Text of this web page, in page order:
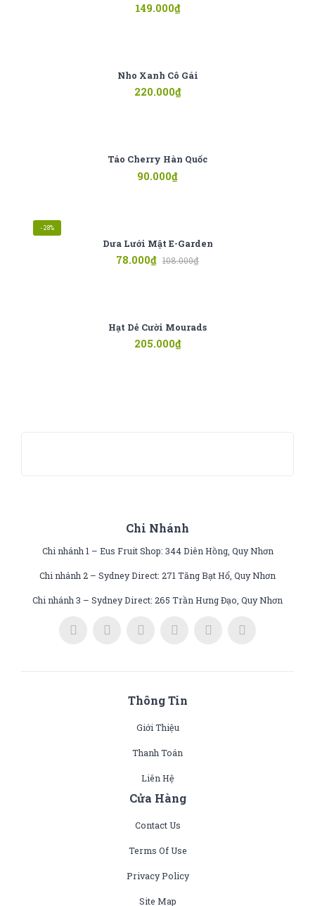
149.000₫
Nho Xanh Cô Gái
220.000₫
Táo Cherry Hàn Quốc
90.000₫
-28%
Dưa Lưới Mật E-Garden
108.000₫
78.000₫
Hạt Dẻ Cười Mourads
205.000₫
Chi Nhánh
Chi nhánh 1 – Eus Fruit Shop: 344 Diên Hồng, Quy Nhơn
Chi nhánh 2 – Sydney Direct: 271 Tăng Bạt Hổ, Quy Nhơn
Chi nhánh 3 – Sydney Direct: 265 Trần Hưng Đạo, Quy Nhơn
Thông Tin
Giới Thiệu
Thanh Toán
Liên Hệ
Cửa Hàng
Contact Us
Terms Of Use
Privacy Policy
Site Map